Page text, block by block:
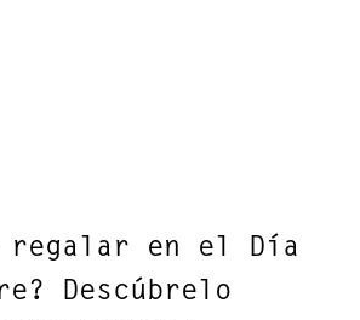
regalar en el Día
Descúbrelo